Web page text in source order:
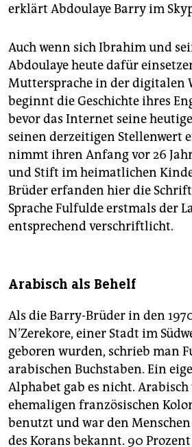
erklärt Abdoulaye Barry im
Auch wenn sich Ibrahim und
Abdoulaye heute dafür
Muttersprache in der digitalen
beginnt die Geschichte ihres
bevor das Internet seine
seinen derzeitigen Stellenwert
nimmt ihren Anfang vor 26
und Stift im heimatlichen
Brüder erfanden hier die
Sprache Fulfulde erstmals der
entsprechend verschriftlicht.
Arabisch als Behelf
Als die Barry-Brüder in den
N’Zerekore, einer Stadt im
geboren wurden, schrieb man
arabischen Buchstaben. Ein
Alphabet gab es nicht.
ehemaligen französischen
benutzt und war den Menschen
des Korans bekannt. 90